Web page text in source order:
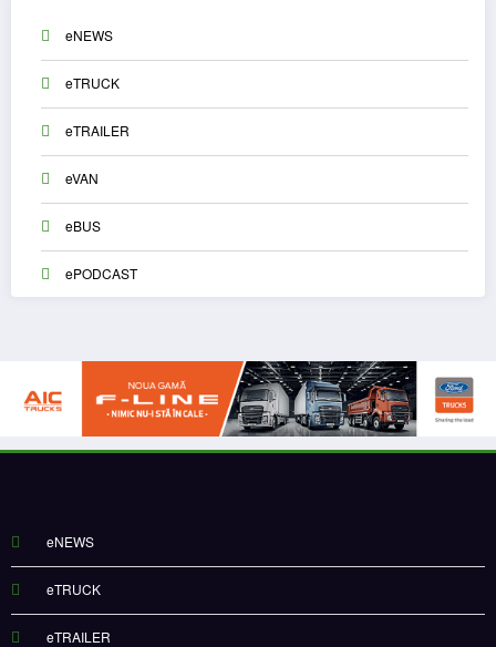
eNEWS
eTRUCK
eTRAILER
eVAN
eBUS
ePODCAST
eNEWS
eTRUCK
eTRAILER